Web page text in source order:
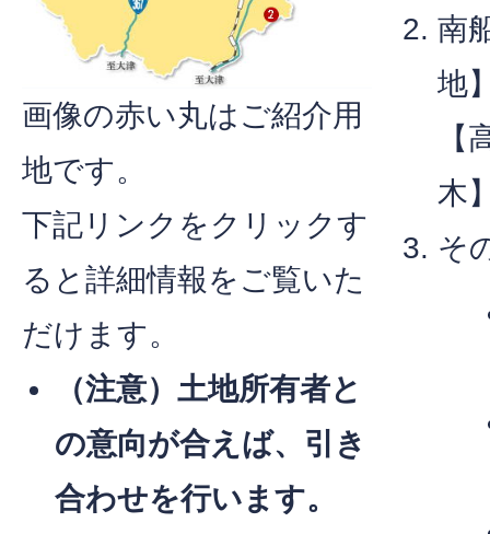
画像の赤い丸はご紹介用
地です。
下記リンクをクリックす
ると詳細情報をご覧いた
だけます。
（注意）土地所有者と
の意向が合えば、引き
合わせを行います。
南
地
【
木
そ